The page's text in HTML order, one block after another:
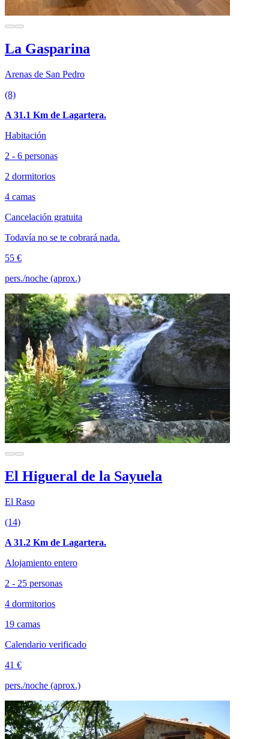
La Gasparina
Arenas de San Pedro
(8)
A 31.1 Km de Lagartera.
Habitación
2 - 6 personas
2 dormitorios
4 camas
Cancelación gratuita
Todavía no se te cobrará nada.
55 €
pers./noche (aprox.)
El Higueral de la Sayuela
El Raso
(14)
A 31.2 Km de Lagartera.
Alojamiento entero
2 - 25 personas
4 dormitorios
19 camas
Calendario verificado
41 €
pers./noche (aprox.)